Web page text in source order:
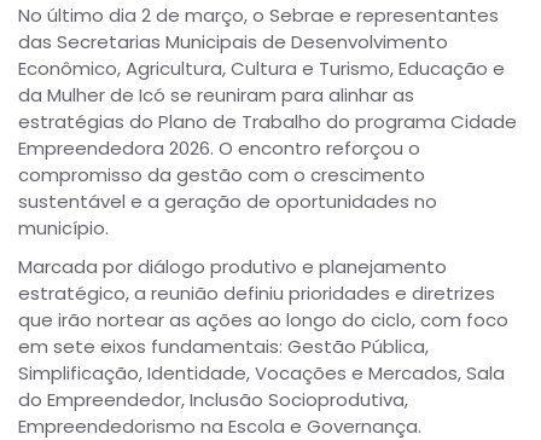
No último dia 2 de março, o Sebrae e representantes
das Secretarias Municipais de Desenvolvimento
Econômico, Agricultura, Cultura e Turismo, Educação e
da Mulher de Icó se reuniram para alinhar as
estratégias do Plano de Trabalho do programa Cidade
Empreendedora 2026. O encontro reforçou o
compromisso da gestão com o crescimento
sustentável e a geração de oportunidades no
município.
Marcada por diálogo produtivo e planejamento
estratégico, a reunião definiu prioridades e diretrizes
que irão nortear as ações ao longo do ciclo, com foco
em sete eixos fundamentais: Gestão Pública,
Simplificação, Identidade, Vocações e Mercados, Sala
do Empreendedor, Inclusão Socioprodutiva,
Empreendedorismo na Escola e Governança.